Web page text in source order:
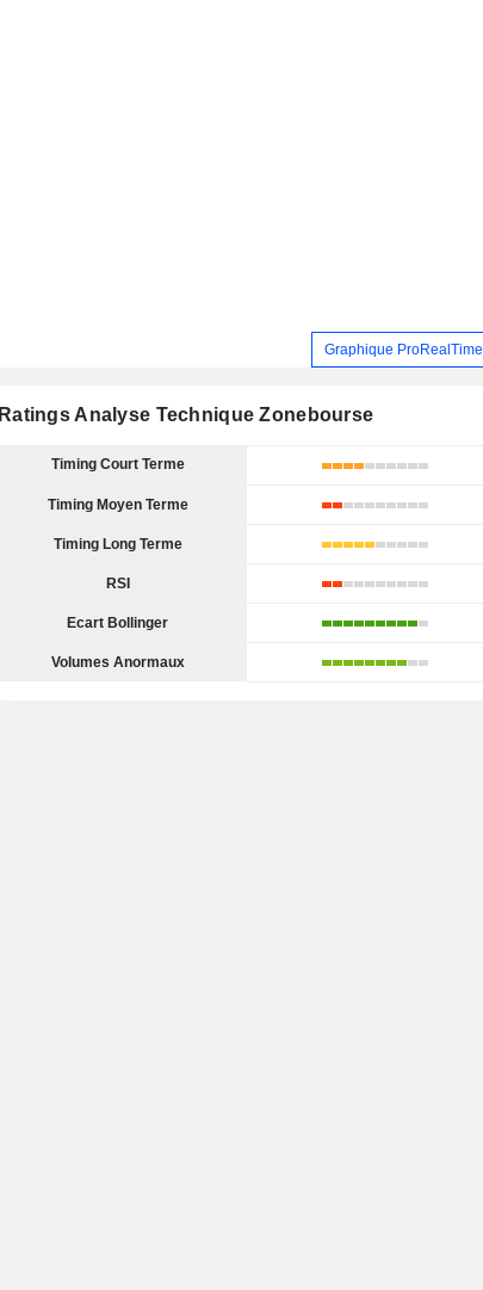
Graphique ProRealTime
Ratings Analyse Technique Zonebourse
Timing Court Terme
Timing Moyen Terme
Timing Long Terme
RSI
Ecart Bollinger
Volumes Anormaux